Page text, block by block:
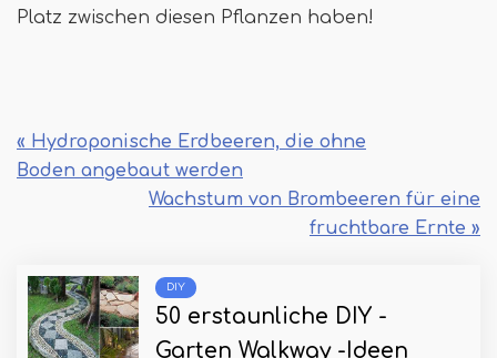
Platz zwischen diesen Pflanzen haben!
« Hydroponische Erdbeeren, die ohne
Boden angebaut werden
Wachstum von Brombeeren für eine
fruchtbare Ernte »
DIY
50 erstaunliche DIY -
Garten Walkway -Ideen